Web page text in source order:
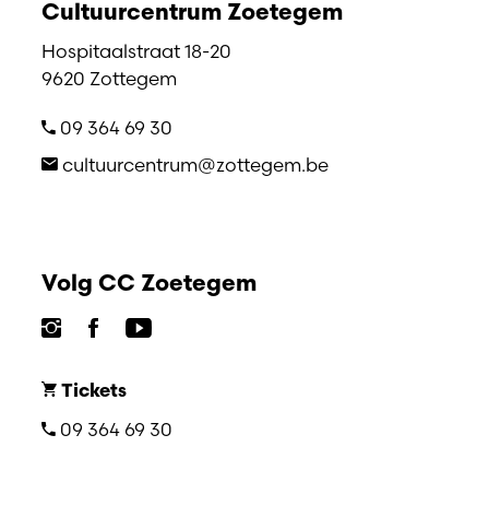
Cultuurcentrum Zoetegem
Hospitaalstraat 18-20
9620 Zottegem
09 364 69 30
cultuurcentrum@zottegem.be
Volg CC Zoetegem
Tickets
09 364 69 30